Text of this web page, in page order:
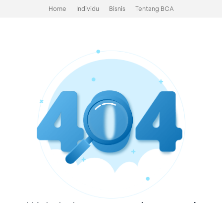
Home Individu Bisnis Tentang BCA